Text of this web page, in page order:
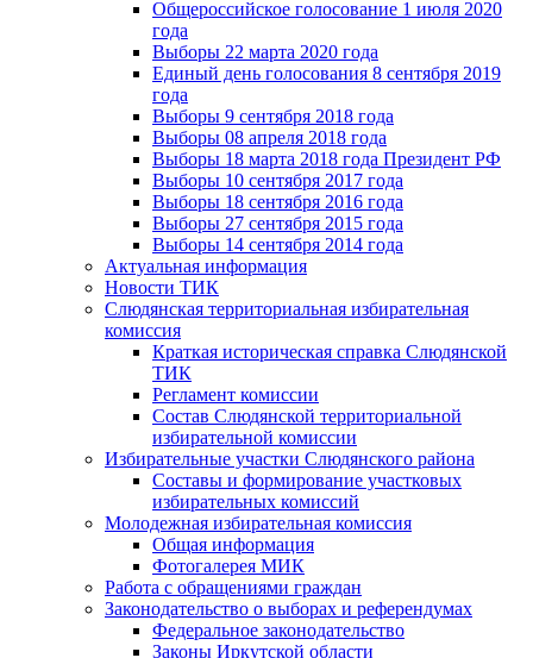
Общероссийское голосование 1 июля 2020
года
Выборы 22 марта 2020 года
Единый день голосования 8 сентября 2019
года
Выборы 9 сентября 2018 года
Выборы 08 апреля 2018 года
Выборы 18 марта 2018 года Президент РФ
Выборы 10 сентября 2017 года
Выборы 18 сентября 2016 года
Выборы 27 сентября 2015 года
Выборы 14 сентября 2014 года
Актуальная информация
Новости ТИК
Слюдянская территориальная избирательная
комиссия
Краткая историческая справка Слюдянской
ТИК
Регламент комиссии
Состав Слюдянской территориальной
избирательной комиссии
Избирательные участки Слюдянского района
Составы и формирование участковых
избирательных комиссий
Молодежная избирательная комиссия
Общая информация
Фотогалерея МИК
Работа с обращениями граждан
Законодательство о выборах и референдумах
Федеральное законодательство
Законы Иркутской области